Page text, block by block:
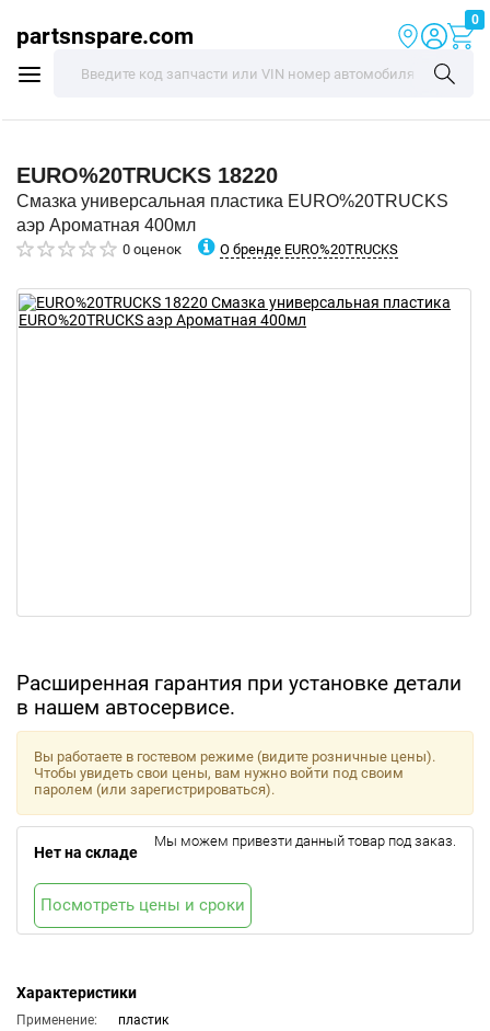
partsnspare.com
0
EURO%20TRUCKS 18220
Смазка универсальная пластика EURO%20TRUCKS
аэр Ароматная 400мл
0 оценок О бренде EURO%20TRUCKS
Расширенная гарантия при установке детали
в нашем автосервисе.
Характеристики
Применение:
пластик
Вы работаете в гостевом режиме (видите розничные цены).
Чтобы увидеть свои цены, вам нужно войти под своим
паролем (или зарегистрироваться).
Нет на складе
Мы можем привезти данный товар под заказ.
Посмотреть цены и сроки